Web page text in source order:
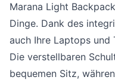
Marana Light
Dinge. Dank des
auch Ihre Laptops und
Die verstellbaren
bequemen Sitz,